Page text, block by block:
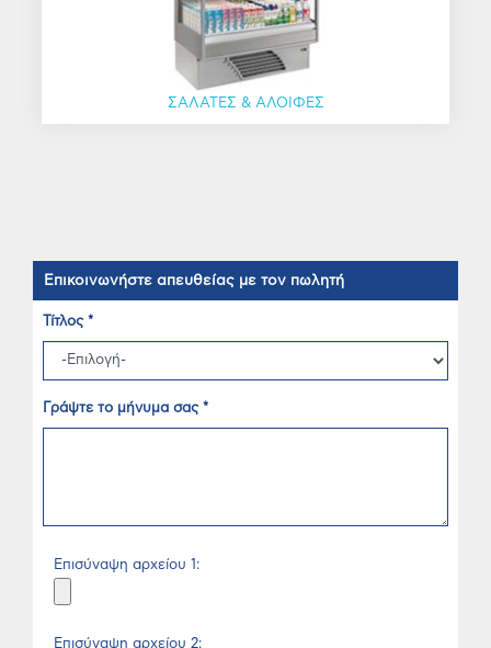
ΣΑΛΑΤΕΣ & ΑΛΟΙΦΕΣ
Επικοινωνήστε απευθείας με τον πωλητή
Τίτλος *
Γράψτε το μήνυμα σας *
Επισύναψη αρχείου 1:
Επισύναψη αρχείου 2: